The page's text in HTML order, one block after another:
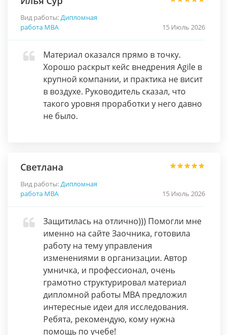
Вид работы:Дипломная
работа МВА
15 Июль 2026
Материал оказался прямо в точку.
Хорошо раскрыт кейс внедрения Agile в
крупной компании, и практика не висит
в воздухе. Руководитель сказал, что
такого уровня проработки у него давно
не было.
Светлана
Вид работы:Дипломная
работа МВА
15 Июль 2026
Защитилась на отлично))) Помогли мне
именно на сайте Заочника, готовила
работу на тему управления
изменениями в организации. Автор
умничка, и профессионал, очень
грамотно структурировал материал
дипломной работы MBA предложил
интересные идеи для исследования.
Ребята, рекомендую, кому нужна
помощь по учебе!